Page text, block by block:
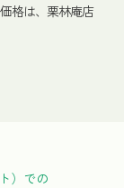
格は、栗林庵店
）での